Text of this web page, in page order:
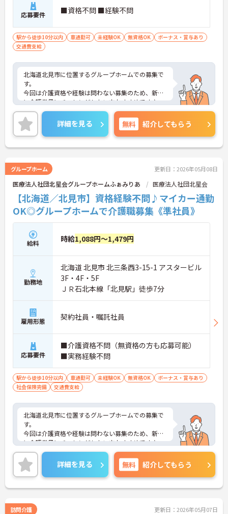
応募要件 ■資格不問 ■経験不問
駅から徒歩10分以内 車通勤可 未経験OK 無資格OK
ボーナス・賞与あり
交通費支給
北海道北見市に位置するグループホームでの募集で
す。
今回は介護資格や経験は問わない募集のため、新た
に介護業界にチャレンジしたい方おすすめです♪
ご興味のある方は、ご面接のポイントをお伝えしま
すので、お気軽にお問い合わせください。
詳細を見る 無料 紹介してもらう
グループホーム 更新日：2026年05月08日
医療法人社団北星会グループホームふぁみりあ 医療法人社団北星会
【北海道／北見市】資格経験不問♪マイカー通勤
OK◎グループホームで介護職募集《準社員》
給料 時給1,088円～1,479円
勤務地
北海道 北見市 北三条西3-15-1 アスタービル
3F・4F・5F
ＪＲ石北本線「北見駅」徒歩7分
雇用形態 契約社員・嘱託社員
応募要件
■介護資格不問（無資格の方も応募可能）
■実務経験不問
駅から徒歩10分以内 車通勤可 未経験OK 無資格OK
ボーナス・賞与あり
社会保険完備
交通費支給
北海道北見市に位置するグループホームでの募集で
す。
今回は介護資格や経験は問わない募集のため、新た
に介護業界にチャレンジしたい方おすすめです♪
ご興味のある方は、ご面接のポイントをお伝えしま
すので、お気軽にお問い合わせください。
詳細を見る 無料 紹介してもらう
訪問介護 更新日：2026年05月07日